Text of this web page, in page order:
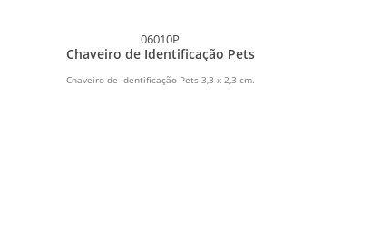
06010P
Chaveiro de Identificação Pets
Chaveiro de Identificação Pets 3,3 x 2,3 cm.